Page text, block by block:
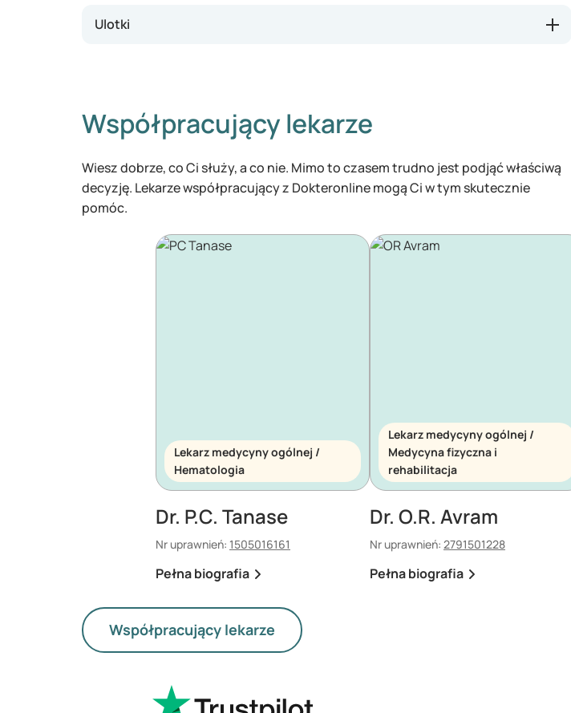
Ulotki
Współpracujący lekarze
Wiesz dobrze, co Ci służy, a co nie. Mimo to czasem trudno jest podjąć właściwą
decyzję. Lekarze współpracujący z Dokteronline mogą Ci w tym skutecznie
pomóc.
Lekarz medycyny ogólnej /
Hematologia
Dr. P.C. Tanase
Nr uprawnień: 1505016161
Pełna biografia
Lekarz medycyny ogólnej /
Medycyna fizyczna i
rehabilitacja
Dr. O.R. Avram
Nr uprawnień: 2791501228
Pełna biografia
Współpracujący lekarze